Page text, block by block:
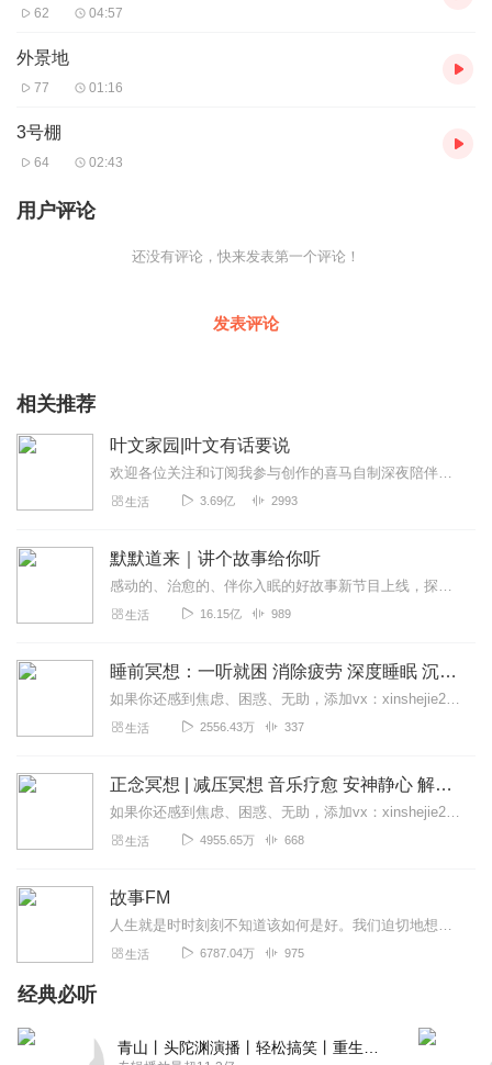
62 04:57
外景地
77 01:16
3号棚
64 02:43
用户评论
还没有评论，快来发表第一个评论！
发表评论
相关推荐
叶文家园|叶文有话要说
欢迎各位关注和订阅我参与创作的喜马自制深夜陪伴谈话栏目《听你说·百态人声》【听你说·百态人声】每晚直播连线真实人间故事|叶文现场互动中|人间冷暖，抱团取暖每周...
生活 3.69亿 2993
默默道来｜讲个故事给你听
感动的、治愈的、伴你入眠的好故事新节目上线，探索现实世界的无尽魅力，追求对生活的真实记录《听见人间真相》（点击名称，直达专辑）网易人间故事集持续更新中，邀您关注...
生活 16.15亿 989
睡前冥想：一听就困 消除疲劳 深度睡眠 沉浸体验
如果你还感到焦虑、困惑、无助，添加vx：xinshejie2018、vx公众号：宣萱心伴，与主播宣萱开启心灵交流之旅，共建温暖的精神家园！如果你喜欢我的内容，请...
生活 2556.43万 337
正念冥想 | 减压冥想 音乐疗愈 安神静心 解郁降噪
如果你还感到焦虑、困惑、无助，添加vx：xinshejie2018、vx公众号：宣萱心伴，与主播宣萱开启心灵交流之旅，共建温暖的精神家园！如果你喜欢我的内容，请...
生活 4955.65万 668
故事FM
人生就是时时刻刻不知道该如何是好。我们迫切地想知道怎么解决问题，也同样挣扎着寻求理解和安慰。这样的你，并不孤独。重获新生的抑郁症病人；用一辈子摆脱原生家庭阴影的...
生活 6787.04万 975
经典必听